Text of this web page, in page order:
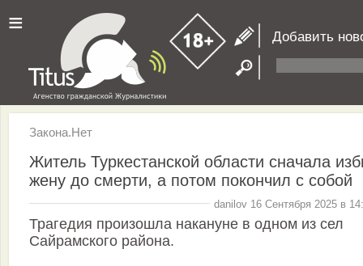
≡ Добавить
Закона.Нет
Житель Туркестанской области сначала
жену до смерти, а потом покончил c собой
danilov 16 Сентября 2025 в
Трагедия произошла накануне в одном из сел
Сайрамского района.